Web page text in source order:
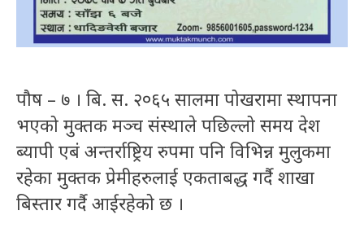
पौष – ७ । बि. स. २०६५ सालमा पोखरामा स्थापना
भएको मुक्तक मञ्च संस्थाले पछिल्लो समय देश
ब्यापी एबं अन्तर्राष्ट्रिय रुपमा पनि विभिन्न मुलुकमा
रहेका मुक्तक प्रेमीहरुलाई एकताबद्ध गर्दै शाखा
बिस्तार गर्दै आईरहेको छ ।